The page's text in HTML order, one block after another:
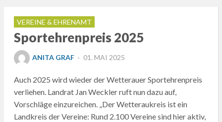
VEREINE & EHRENAMT
Sportehrenpreis 2025
ANITA GRAF
POSTED
01. MAI 2025
Auch 2025 wird wieder der Wetterauer Sportehrenpreis
verliehen. Landrat Jan Weckler ruft nun dazu auf,
Vorschläge einzureichen. „Der Wetteraukreis ist ein
Landkreis der Vereine: Rund 2.100 Vereine sind hier aktiv,